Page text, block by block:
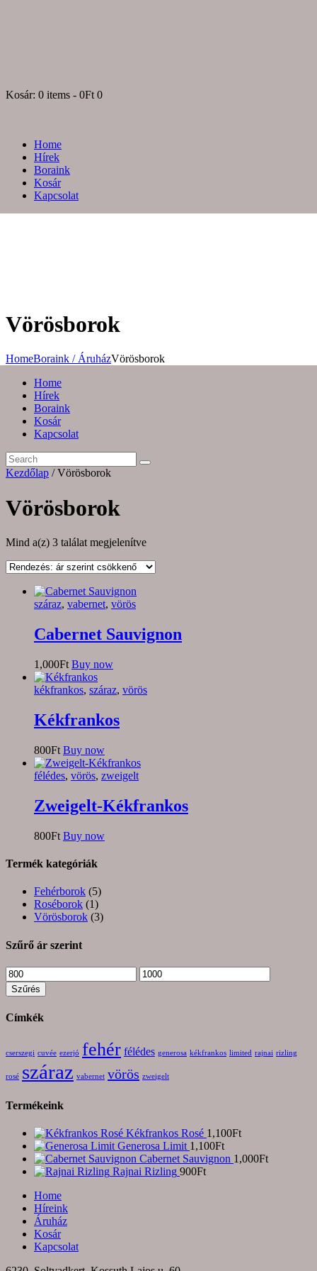
Kosár: 0 items - 0Ft 0
Home
Hírek
Boraink
Kosár
Kapcsolat
Vörösborok
HomeBoraink / ÁruházVörösborok
Home
Hírek
Boraink
Kosár
Kapcsolat
Kezdőlap / Vörösborok
Vörösborok
Mind a(z) 3 találat megjelenítveSorted
price:
száraz, vabernet, vörös
Cabernet Sauvignon
1,000Ft Buy now
kékfrankos, száraz, vörös
Kékfrankos
800Ft Buy now
félédes, vörös, zweigelt
Zweigelt-Kékfrankos
800Ft Buy now
Termék kategóriák
Fehérborok (5)
Roséborok (1)
Vörösborok (3)
Szűrő ár szerint
Min
ár
Max
ár
Szűrés
Címkék
cserszegi cuvée ezerjó fehér félédes generosa kékfrankos limited rajnai rizling
rosé száraz vabernet vörös zweigelt
Termékeink
Kékfrankos Rosé 1,100Ft
Generosa Limit 1,100Ft
Cabernet Sauvignon 1,000Ft
Rajnai Rizling 900Ft
Home
Híreink
Áruház
Kosár
Kapcsolat